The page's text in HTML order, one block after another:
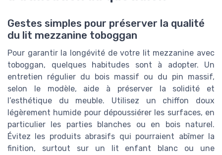
Gestes simples pour préserver la qualité
du lit mezzanine toboggan
Pour garantir la longévité de votre lit mezzanine avec
toboggan, quelques habitudes sont à adopter. Un
entretien régulier du bois massif ou du pin massif,
selon le modèle, aide à préserver la solidité et
l’esthétique du meuble. Utilisez un chiffon doux
légèrement humide pour dépoussiérer les surfaces, en
particulier les parties blanches ou en bois naturel.
Évitez les produits abrasifs qui pourraient abîmer la
finition, surtout sur un lit enfant blanc ou une